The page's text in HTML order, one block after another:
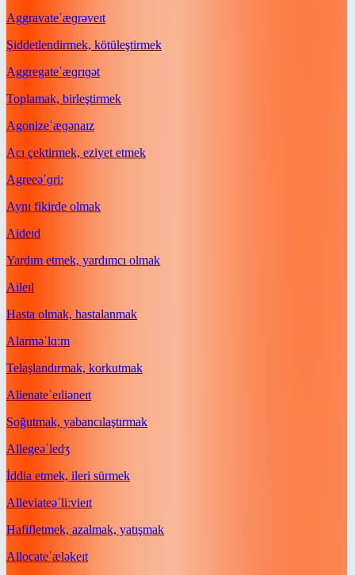
Aggravateˈæɡrəveɪt
Şiddetlendirmek, kötüleştirmek
Aggregateˈæɡrɪɡət
Toplamak, birleştirmek
Agonizeˈæɡənaɪz
Acı çektirmek, eziyet etmek
Agreeəˈɡriː
Aynı fikirde olmak
Aideɪd
Yardım etmek, yardımcı olmak
Aileɪl
Hasta olmak, hastalanmak
Alarməˈlɑːm
Telaşlandırmak, korkutmak
Alienateˈeɪliəneɪt
Soğutmak, yabancılaştırmak
Allegeəˈledʒ
İddia etmek, ileri sürmek
Alleviateəˈliːvieɪt
Hafifletmek, azalmak, yatışmak
Allocateˈæləkeɪt